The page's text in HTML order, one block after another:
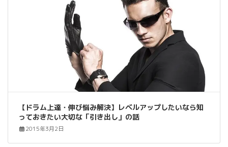
【ドラム上達・伸び悩み解決】レベルアップしたいなら知
っておきたい大切な「引き出し」の話
2015年3月2日